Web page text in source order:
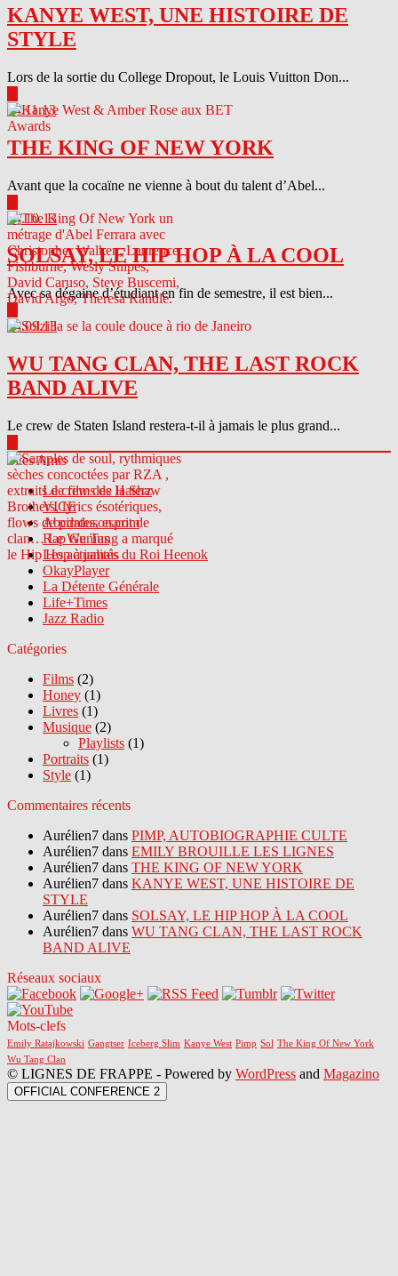
KANYE WEST, UNE HISTOIRE DE
STYLE
Lors de la sortie du College Dropout, le Louis Vuitton Don...
04.11.13
THE KING OF NEW YORK
Avant que la cocaïne ne vienne à bout du talent d’Abel...
04.10.13
SOLSAY, LE HIP HOP À LA COOL
Avec sa dégaine d’étudiant en fin de semestre, il est bien...
04.09.13
WU TANG CLAN, THE LAST ROCK
BAND ALIVE
Le crew de Staten Island restera-t-il à jamais le plus grand...
Sites Amis
Le crew des Haterz
VICE
Abcdrduson.com
Rap Genius
Les actualités du Roi Heenok
OkayPlayer
La Détente Générale
Life+Times
Jazz Radio
Catégories
Films (2)
Honey (1)
Livres (1)
Musique (2)
Playlists (1)
Portraits (1)
Style (1)
Commentaires récents
Aurélien7 dans PIMP, AUTOBIOGRAPHIE CULTE
Aurélien7 dans EMILY BROUILLE LES LIGNES
Aurélien7 dans THE KING OF NEW YORK
Aurélien7 dans KANYE WEST, UNE HISTOIRE DE
STYLE
Aurélien7 dans SOLSAY, LE HIP HOP À LA COOL
Aurélien7 dans WU TANG CLAN, THE LAST ROCK
BAND ALIVE
Réseaux sociaux
Mots-clefs
Emily Ratajkowski Gangtser Iceberg Slim Kanye West Pimp Sol The King Of New York
Wu Tang Clan
© LIGNES DE FRAPPE - Powered by WordPress and Magazino
OFFICIAL CONFERENCE 2